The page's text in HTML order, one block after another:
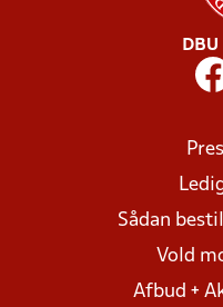
Sådan
Vold
Afbud +